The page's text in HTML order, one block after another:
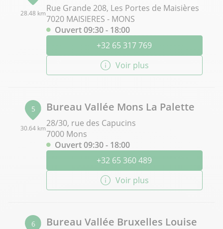
28.48 kmRue Grande 208, Les Portes de Maisières
7020 MAISIERES - MONS
Ouvert 09:30 - 18:00
+32 65 317 769
Voir plus
5
30.64 km
Bureau Vallée Mons La Palette
28/30, rue des Capucins
7000 Mons
Ouvert 09:30 - 18:00
+32 65 360 489
Voir plus
6 Bureau Vallée Bruxelles Louise